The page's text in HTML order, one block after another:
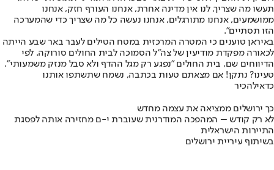
תעשו מה שצריך. לנו אין מדינה אחרת, אנחנו העורף חזק, אנחנו
ממושמעים, אנחנו מתורגלים, אנחנו נעשה כל מה שצריך כדי שהמערכה
הזו תסתיים".
באיראן טוענים כי המטרה המרכזית במטח הטילים לעבר באר שבע הייתה
לכאורה מפקדת מודיעין של צה"ל הסמוכה לבית החולים סורוקה. לפי
הדיווחים שם, בית החולים "נפגע רק מגל ההדף ולא סבל מנזק משמעותי".
טעינו? נתקן! אם מצאתם טעות בכתבה, נשמח שתשתפו אותנו
כדאילהכיר
כך ירושלים ממציאה את עצמה מחדש
לא רק קודש – המהפכה המודרנית שעוברת י-ם מחזירה אותה לפסגת
התיירות הישראלית
בשיתוף עיריית ירושלים